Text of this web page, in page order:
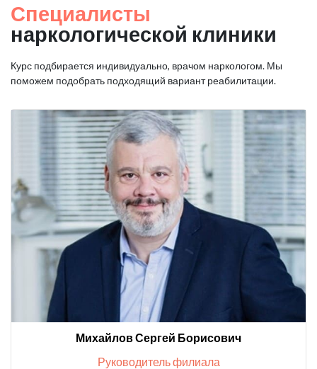
Специалисты
наркологической клиники
Курс подбирается индивидуально, врачом наркологом. Мы
поможем подобрать подходящий вариант реабилитации.
Михайлов Сергей Борисович
Руководитель филиала